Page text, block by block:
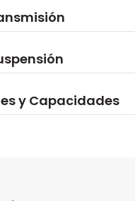
y Capacidades